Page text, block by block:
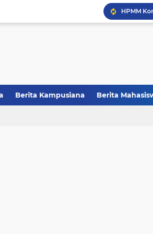
Raih
Berita Kampusiana Berita